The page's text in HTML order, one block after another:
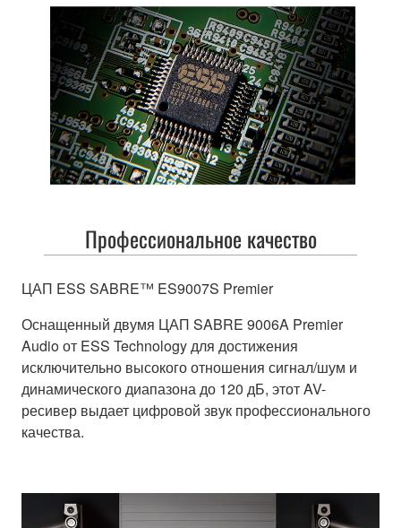
Профессиональное качество
ЦАП ESS SABRE™ ES9007S Premier
Оснащенный двумя ЦАП SABRE 9006A Premier
Audio от ESS Technology для достижения
исключительно высокого отношения сигнал/шум и
динамического диапазона до 120 дБ, этот AV-
ресивер выдает цифровой звук профессионального
качества.